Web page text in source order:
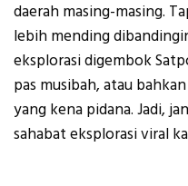
daerah masing-masing.
lebih mending
eksplorasi digembok
pas musibah, atau
yang kena pidana. Jadi,
sahabat eksplorasi viral